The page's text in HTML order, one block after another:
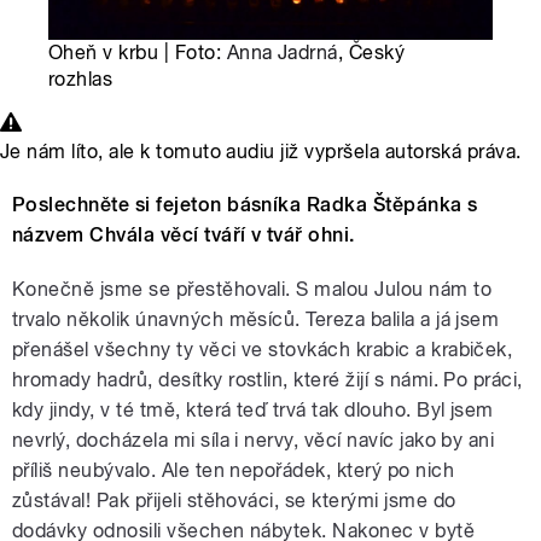
Oheň v krbu | Foto: Anna Jadrná, Český
rozhlas
Je nám líto, ale k tomuto audiu již vypršela autorská práva.
Poslechněte si fejeton básníka Radka Štěpánka s
názvem Chvála věcí tváří v tvář ohni.
Konečně jsme se přestěhovali. S malou Julou nám to
trvalo několik únavných měsíců. Tereza balila a já jsem
přenášel všechny ty věci ve stovkách krabic a krabiček,
hromady hadrů, desítky rostlin, které žijí s námi. Po práci,
kdy jindy, v té tmě, která teď trvá tak dlouho. Byl jsem
nevrlý, docházela mi síla i nervy, věcí navíc jako by ani
příliš neubývalo. Ale ten nepořádek, který po nich
zůstával! Pak přijeli stěhováci, se kterými jsme do
dodávky odnosili všechen nábytek. Nakonec v bytě